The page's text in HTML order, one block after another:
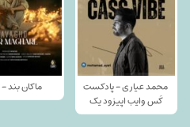
محمد عیاری - پادکست
کَس وایب اپیزود یک
ماکان بند